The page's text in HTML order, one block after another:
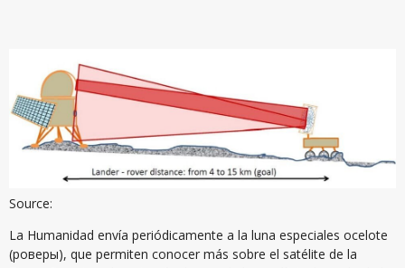
Source:
La Humanidad envía periódicamente a la luna especiales ocelote
(роверы), que permiten conocer más sobre el satélite de la